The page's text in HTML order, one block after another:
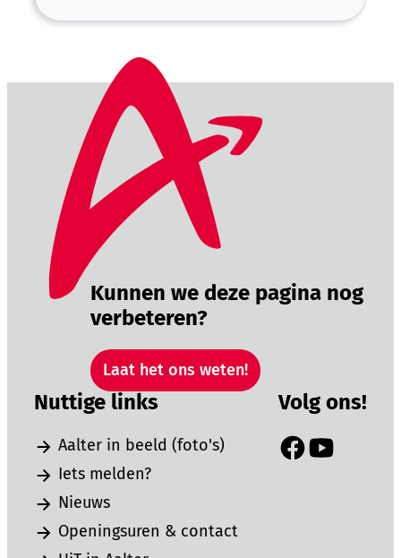
Kunnen we deze pagina nog
verbeteren?
Laat het ons weten!
Nuttige links
Aalter in beeld (foto's)
Iets melden?
Nieuws
Openingsuren & contact
Volg ons!
Facebook
YouTube